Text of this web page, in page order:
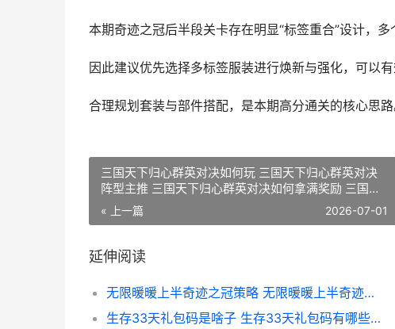
本期奇迹之冠后半段关卡存在明显“标签重合”设计，
因此建议优先选择多标签服装进行焕新与强化，可以
合理规划套装与部件搭配，是本期高分通关的核心思路
三国天下归心群英对决如何玩 三国天下归心群英对决
阵型主推 三国天下归心群英对决如何拿满奖励 三国天
下归心游戏
« 上一篇 2026-07-01
延伸阅读
无限暖暖上半奇迹之冠策略 无限暖暖上半奇迹之冠如何玩 暖暖限时定制必买图纸
生存33天礼包码是啥子 生存33天礼包码有哪些 生存33天礼包码大全